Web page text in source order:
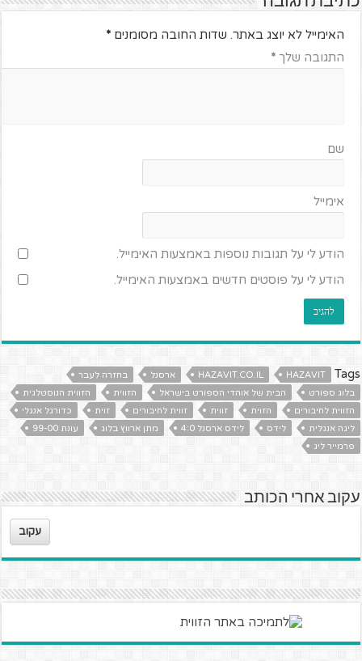
האימייל לא יוצג באתר. שדות החובה מסומנים*
התגובה שלך*
שם
אימייל
הודע לי על תגובות נוספות באמצעות האימייל.
הודע לי על פוסטים חדשים באמצעות האימייל.
Tags
HAZAVIT
HAZAVIT.CO.IL ארסנל
בחזרה לעבר
בלוג ספורט
הבית של אוהדי הספורט בישראל הזווית
הזווית הנוסטלגית
הזווית לחיבורים
הזוית זווית זווית לחיבורים זוית
כדורגל אנגלי
ליגה אנגלית
לידס לידס ארסנל 4:0 מתן ארווץ בלוג
עונת 99-00
פרמייר ליג
עקוב אחרי הכותב
עקוב